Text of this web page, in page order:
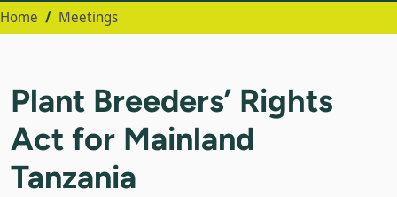
Home Meetings
Plant Breeders’ Rights
Act for Mainland
Tanzania